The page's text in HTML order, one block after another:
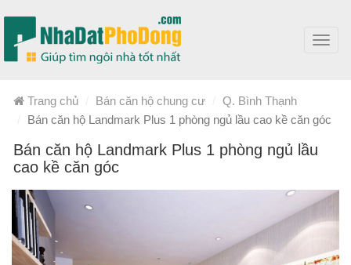
Trang chủ Bán căn hộ chung cư
Q. Bình Thạnh
Bán căn hộ Landmark Plus 1 phòng ngủ lầu cao kề căn góc
Bán căn hộ Landmark Plus 1 phòng ngủ lầu
cao kề căn góc